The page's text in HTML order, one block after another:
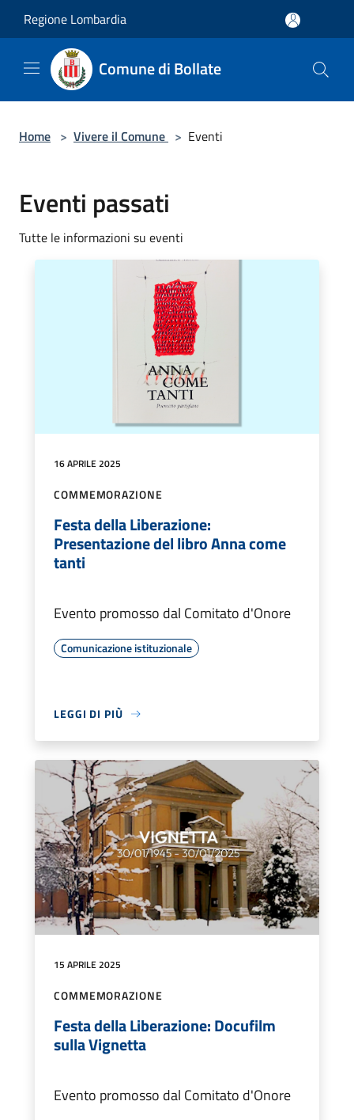
Regione Lombardia
Comune di Bollate
Home > Vivere il Comune > Eventi
Eventi passati
Tutte le informazioni su eventi
16 APRILE 2025
COMMEMORAZIONE
Festa della Liberazione:
Presentazione del libro Anna come
tanti
Evento promosso dal Comitato d'Onore
Comunicazione istituzionale
LEGGI DI PIÙ
15 APRILE 2025
COMMEMORAZIONE
Festa della Liberazione: Docufilm
sulla Vignetta
Evento promosso dal Comitato d'Onore